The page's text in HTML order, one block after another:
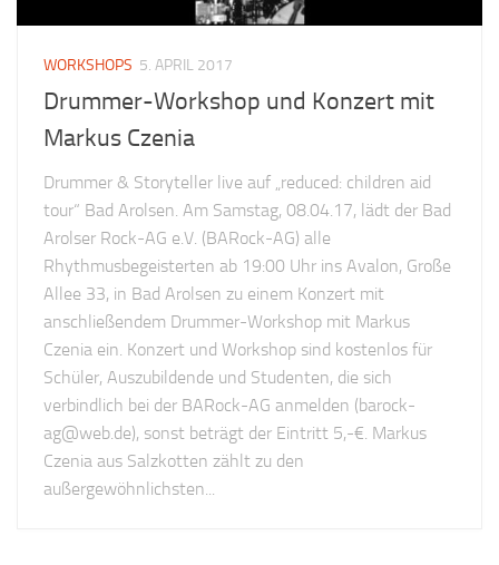
WORKSHOPS 5. APRIL 2017
Drummer-Workshop und Konzert mit
Markus Czenia
Drummer & Storyteller live auf „reduced: children aid
tour“ Bad Arolsen. Am Samstag, 08.04.17, lädt der Bad
Arolser Rock-AG e.V. (BARock-AG) alle
Rhythmusbegeisterten ab 19:00 Uhr ins Avalon, Große
Allee 33, in Bad Arolsen zu einem Konzert mit
anschließendem Drummer-Workshop mit Markus
Czenia ein. Konzert und Workshop sind kostenlos für
Schüler, Auszubildende und Studenten, die sich
verbindlich bei der BARock-AG anmelden (barock-
ag@web.de), sonst beträgt der Eintritt 5,-€. Markus
Czenia aus Salzkotten zählt zu den
außergewöhnlichsten...